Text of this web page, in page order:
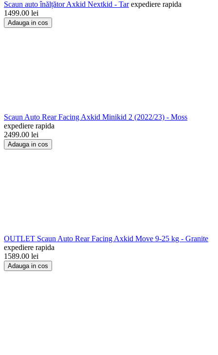
Scaun auto înălțător Axkid Nextkid - Tar expediere rapida
1499.00 lei
Adauga in cos
Scaun Auto Rear Facing Axkid Minikid 2 (2022/23) - Moss
expediere rapida
2499.00 lei
Adauga in cos
OUTLET Scaun Auto Rear Facing Axkid Move 9-25 kg - Granite
expediere rapida
1589.00 lei
Adauga in cos